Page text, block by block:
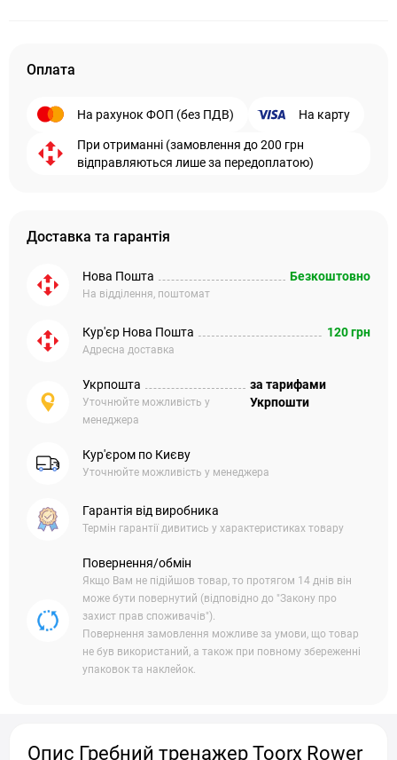
Оплата
На рахунок ФОП (без ПДВ) На карту
При отриманні (замовлення до 200 грн
відправляються лише за передоплатою)
Доставка та гарантія
Нова Пошта
На відділення, поштомат
Безкоштовно
Кур'єр Нова Пошта
Адресна доставка
120 грн
Укрпошта
Уточнюйте можливість у
менеджера
за тарифами
Укрпошти
Кур'єром по Києву
Уточнюйте можливість у менеджера
Гарантія від виробника
Термін гарантії дивитись у характеристиках товару
Повернення/обмін
Якщо Вам не підійшов товар, то протягом 14 днів він
може бути повернутий (відповідно до "Закону про
захист прав споживачів").
Повернення замовлення можливе за умови, що товар
не був використаний, а також при повному збереженні
упаковок та наклейок.
Опис Гребний тренажер Toorx Rower